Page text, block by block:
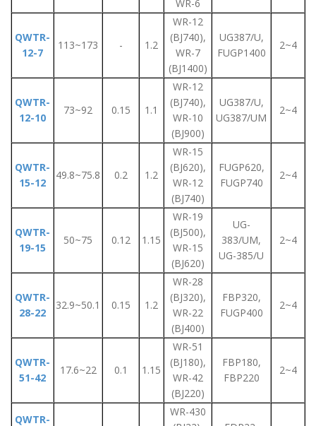
WR-6
QWTR-
12-7
113~173 - 1.2
WR-12
(BJ740),
WR-7
(BJ1400)
UG387/U,
FUGP1400
2~4
QWTR-
12-10
73~92 0.15 1.1
WR-12
(BJ740),
WR-10
(BJ900)
UG387/U,
UG387/UM
2~4
QWTR-
15-12
49.8~75.8 0.2 1.2
WR-15
(BJ620),
WR-12
(BJ740)
FUGP620,
FUGP740
2~4
QWTR-
19-15
50~75 0.12 1.15
WR-19
(BJ500),
WR-15
(BJ620)
UG-
383/UM,
UG-385/U
2~4
QWTR-
28-22
32.9~50.1 0.15 1.2
WR-28
(BJ320),
WR-22
(BJ400)
FBP320,
FUGP400
2~4
QWTR-
51-42
17.6~22 0.1 1.15
WR-51
(BJ180),
WR-42
(BJ220)
FBP180,
FBP220
2~4
QWTR-
WR-430